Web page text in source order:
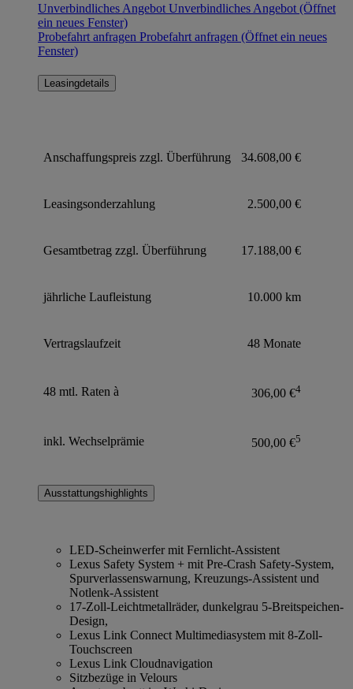
Unverbindliches Angebot Unverbindliches Angebot (Öffnet
ein neues Fenster)
Probefahrt anfragen Probefahrt anfragen (Öffnet ein neues
Fenster)
Leasingdetails
Anschaffungspreis zzgl. Überführung 34.608,00 €
Leasingsonderzahlung 2.500,00 €
Gesamtbetrag zzgl. Überführung 17.188,00 €
jährliche Laufleistung 10.000 km
Vertragslaufzeit 48 Monate
48 mtl. Raten à 306,00 €4
inkl. Wechselprämie 500,00 €5
Ausstattungshighlights
LED-Scheinwerfer mit Fernlicht-Assistent
Lexus Safety System + mit Pre-Crash Safety-System,
Spurverlassenswarnung, Kreuzungs-Assistent und
Notlenk-Assistent
17-Zoll-Leichtmetallräder, dunkelgrau 5-Breitspeichen-
Design,
Lexus Link Connect Multimediasystem mit 8-Zoll-
Touchscreen
Lexus Link Cloudnavigation
Sitzbezüge in Velours